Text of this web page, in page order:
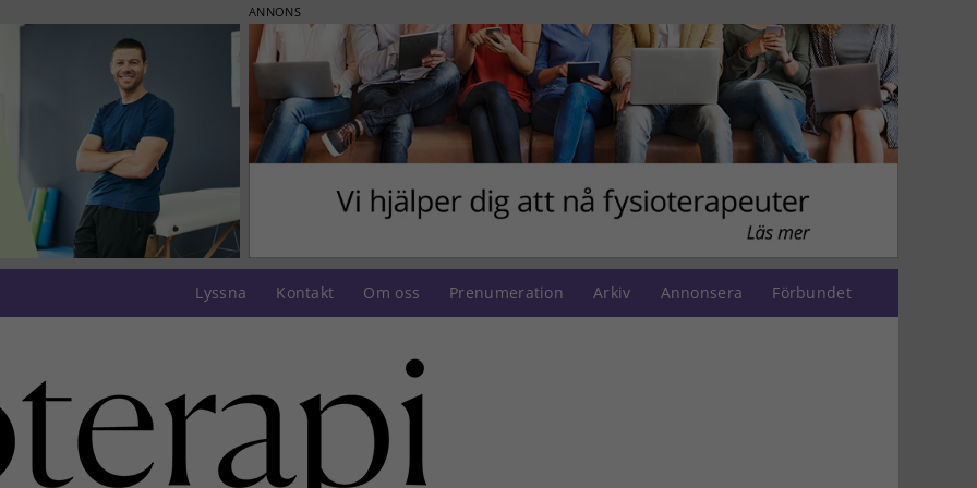
ANNONS
Lyssna Kontakt Om oss Prenumeration Arkiv Annonsera Förbundet